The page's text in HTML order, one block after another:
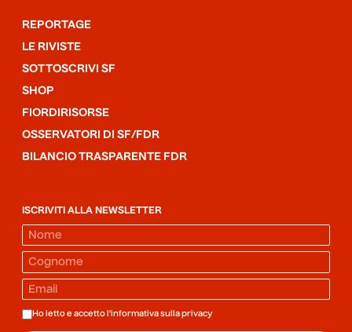
REPORTAGE
LE RIVISTE
SOTTOSCRIVI SF
SHOP
FIORDIRISORSE
OSSERVATORI DI SF/FDR
BILANCIO TRASPARENTE FDR
ISCRIVITI ALLA NEWSLETTER
Ho letto e accetto l'informativa sulla privacy